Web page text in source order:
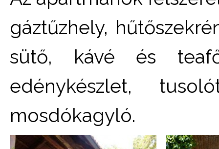
gáztűzhely,
sütő, kávé és
edénykészlet,
mosdókagyló.